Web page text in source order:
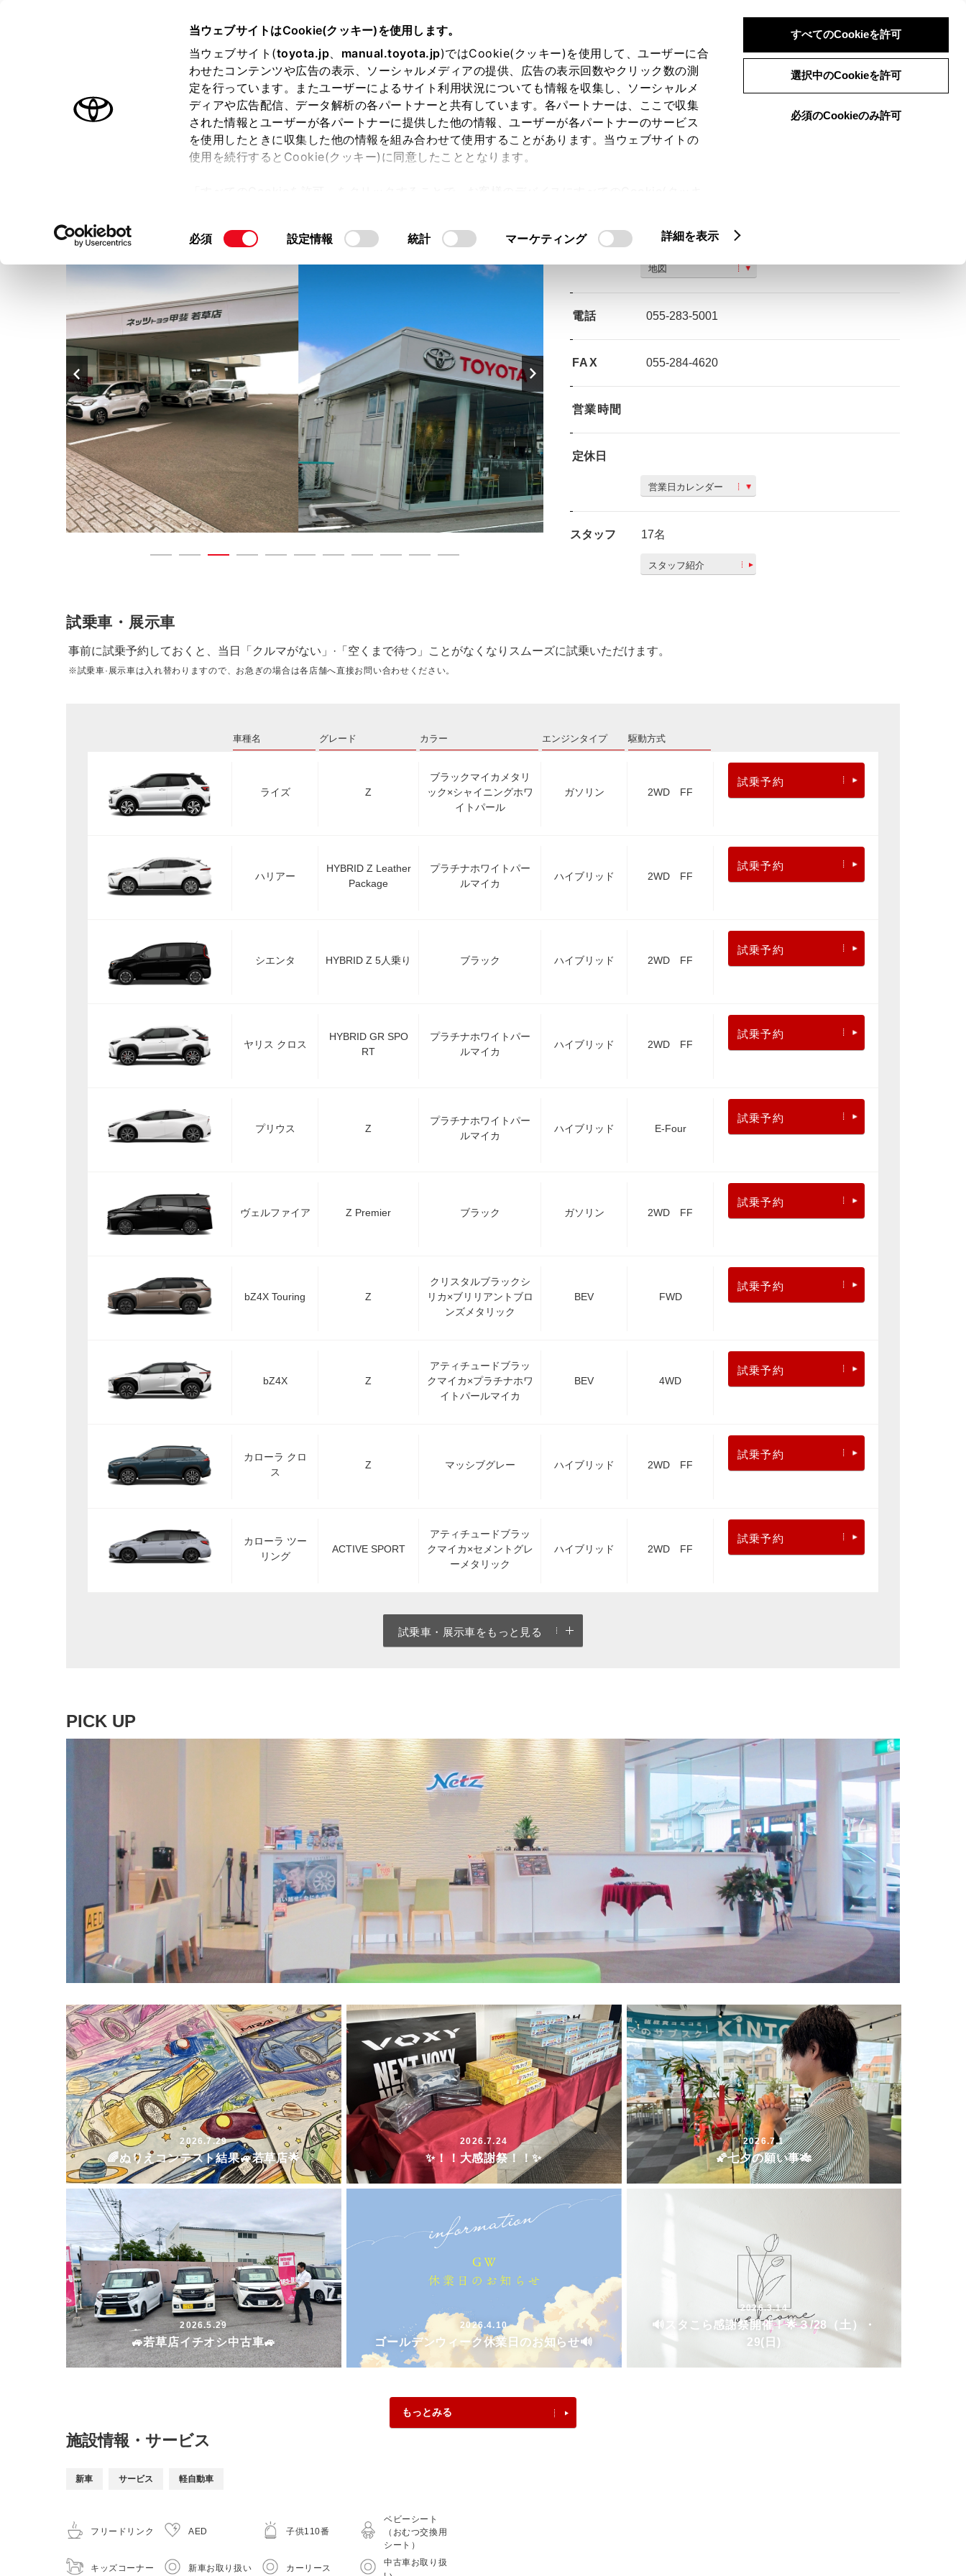
当ウェブサイトはCookie(クッキー)を使用します。
当ウェブサイト(toyota.jp、 manual.toyota.jp)ではCookie(クッキー)を使用して、ユーザーに合
わせたコンテンツや広告の表示、ソーシャルメディアの提供、広告の表示回数やクリック数の測
定を行っています。またユーザーによるサイト利用状況についても情報を収集し、ソーシャルメ
ディアや広告配信、データ解析の各パートナーと共有しています。各パートナーは、ここで収集
された情報とユーザーが各パートナーに提供した他の情報、ユーザーが各パートナーのサービス
を使用したときに収集した他の情報を組み合わせて使用することがあります。当ウェブサイトの
使用を続行するとCookie(クッキー)に同意したこととなります。
て」をご覧ください。
同
択
必須 設定情報 統計 マーケティング 詳細を表示
すべてのCookieを許可
選択中のCookieを許可
必須のCookieのみ許可
ログイン 検索 メニュー
オーナーサポート トピックス
店舗トップ スタッフ紹介 ショップブログ ご購入相談
住所 南アルプス市浅原 ３５１−２
地図
電話 055-283-5001
FAX 055-284-4620
営業時間
定休日
営業日カレンダー
スタッフ 17名
スタッフ紹介
試乗車・展示車
事前に試乗予約しておくと、当日「クルマがない」·「空くまで待つ」ことがなくなりスムーズに試乗いただけます。
※試乗車·展示車は入れ替わりますので、お急ぎの場合は各店舗へ直接お問い合わせください。
車種名 グレード カラー エンジンタイプ 駆動方式
ライズ Z
ブラックマイカメタリ
ック×シャイニングホワ
イトパール
ガソリン 2WD FF
試乗予約
ハリアー
HYBRID Z Leather
Package
プラチナホワイトパー
ルマイカ
ハイブリッド 2WD FF
試乗予約
シエンタ HYBRID Z 5人乗り ブラック ハイブリッド 2WD FF
試乗予約
ヤリス クロス
HYBRID GR SPO
RT
プラチナホワイトパー
ルマイカ
ハイブリッド 2WD FF
試乗予約
プリウス Z
プラチナホワイトパー
ルマイカ
ハイブリッド E-Four
試乗予約
ヴェルファイア Z Premier ブラック ガソリン 2WD FF
試乗予約
bZ4X Touring Z
クリスタルブラックシ
リカ×ブリリアントブロ
ンズメタリック
BEV FWD
試乗予約
bZ4X Z
アティチュードブラッ
クマイカ×プラチナホワ
イトパールマイカ
BEV 4WD
試乗予約
カローラ クロ
ス
Z マッシブグレー ハイブリッド 2WD FF
試乗予約
カローラ ツー
リング
ACTIVE SPORT
アティチュードブラッ
クマイカ×セメントグレ
ーメタリック
ハイブリッド 2WD FF
試乗予約
試乗車・展示車をもっと見る
PICK UP
2026.7.29
🌈ぬりえコンテスト結果🚙若草店🌟
2026.7.24
✨！！大感謝祭！！✨
2026.7.1
🌠七夕の願い事🎋
2026.5.29
🚙若草店イチオシ中古車🚙
2026.4.10
ゴールデンウィーク休業日のお知らせ🔊
2026.3.14
🔊スタこら感謝祭開催！🌟３/28（土）・
29(日)
もっとみる
施設情報・サービス
新車 サービス 軽自動車
フリードリンク AED 子供110番
ベビーシート
（おむつ交換用
シート）
キッズコーナー 新車お取り扱い カーリース
中古車お取り扱